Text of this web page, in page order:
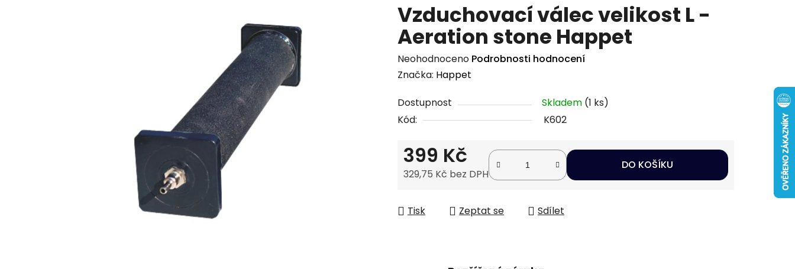
Vzduchovací válec velikost L -
Aeration stone Happet
Průměrné
hodnocení
je
0,0
hvězdiček.
Neohodnoceno Podrobnosti hodnocení
Značka: Happet
Dostupnost Skladem (1 ks)
Kód:
K602
399 Kč
329,75 Kč bez DPH
DO KOŠÍKU
Tisk Zeptat se Sdílet